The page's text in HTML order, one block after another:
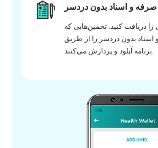
و اسناد بدون دردسر
دریافت کنید. تخمین‌هایی که
اسناد بدون دردسر را از طریق
برنامه آپلود و پردازش می‌کنند.